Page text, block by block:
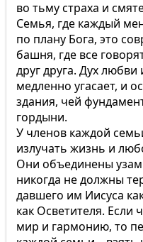
во тьму страха и
Семья, где каждый
по плану Бога, это
башня, где все
друг друга. Дух
медленно угасает, и
здания, чей
гордыни.
У членов каждой
излучать жизнь и
Они объединены
никогда не должны
давшего им Иисуса
как Осветителя. Если
мир и гармонию, то